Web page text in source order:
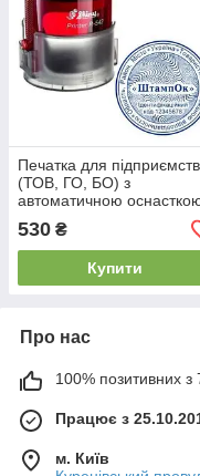
Печатка для
(ТОВ, ГО, БО) з
автоматичною
Shiny Printer R-542
(Тайвань)
530 ₴
Купити
Про нас
100% позитивних з
Працює з
м. Київ